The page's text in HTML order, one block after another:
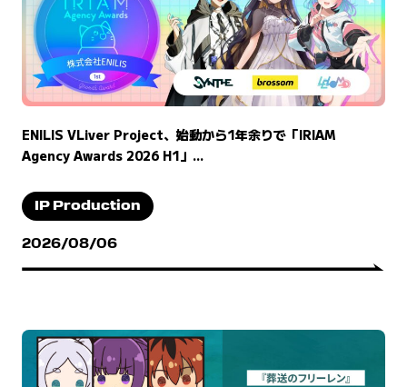
ENILIS VLiver Project、始動から1年余りで「IRIAM
Agency Awards 2026 H1」...
IP Production
2026/08/06